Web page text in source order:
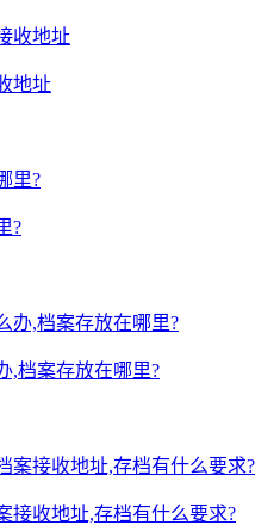
地址
?
,档案存放在哪里?
接收地址,存档有什么要求?